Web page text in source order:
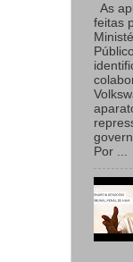
As
feitas
Por ...